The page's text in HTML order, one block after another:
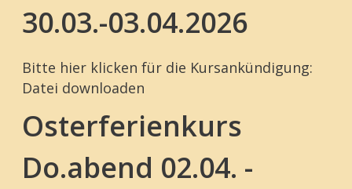
30.03.-03.04.2026
Bitte hier klicken für die Kursankündigung:
Datei downloaden
Osterferienkurs
Do.abend 02.04. -